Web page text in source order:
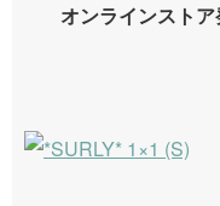
オンラインスト